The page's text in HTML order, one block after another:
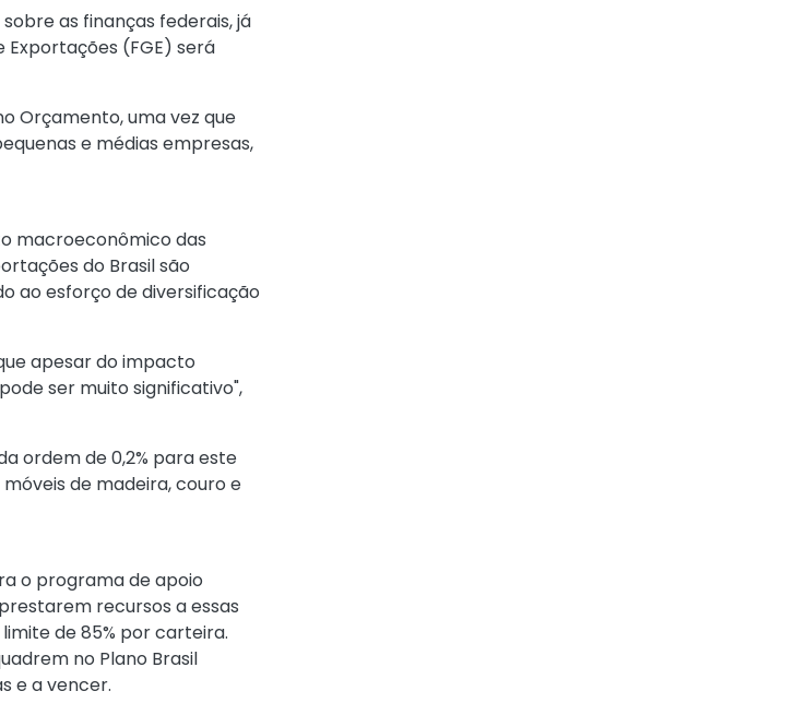
as finanças federais, já
(FGE) será
Orçamento, uma vez que
e médias empresas,
macroeconômico das
do Brasil são
ao esforço de diversificação
apesar do impacto
ser muito significativo",
ordem de 0,2% para este
de madeira, couro e
o programa de apoio
recursos a essas
de 85% por carteira.
no Plano Brasil
e a vencer.